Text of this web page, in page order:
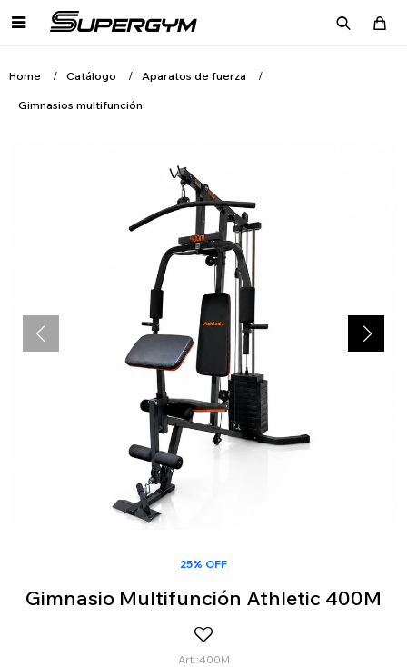

Home Catálogo Aparatos de fuerza
Gimnasios multifunción
25% OFF
Gimnasio Multifunción Athletic 400M
400M